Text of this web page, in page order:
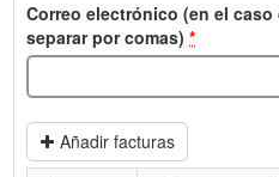
Correo electrónico (en el
separar por comas) *
Añadir facturas